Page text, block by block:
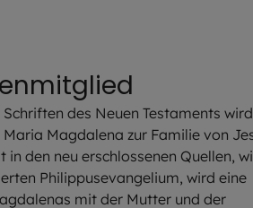
des Neuen Testaments wird
Magdalena zur Familie von
in den neu erschlossenen Quellen,
Philippusevangelium, wird eine
mit der Mutter und der